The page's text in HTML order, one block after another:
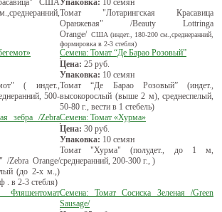
СШАУпаковка: 10 семян
Томат "Лотарингская Красавица
Оранжевая" /Beauty Lottringa
Оrange/ США (индет., 180-200 см.,среднеранний,
формировка в 2-3 стебля)
( индет.,
500-
Семена: Томат “Де Барао Розовый”
Цена: 25 руб.
Упаковка: 10 семян
Томат “Де Барао Розовый” (индет.,
высокорослый (выше 2 м), среднеспелый,
50-80 г., вести в 1 стебель)
зебра /Zebra
/Zebra Orange/
(до 2-х м.,)
. в 2-3 стебля)
Семена: Томат «Хурма»
Цена: 30 руб.
Упаковка: 10 семян
Томат "Хурма" (полудет., до 1 м,
среднеранний, 200-300 г., )
Семена: Томат Сосиска Зеленая /Green
Sausage/